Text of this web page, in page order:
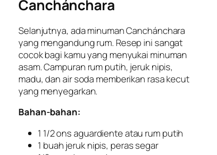
Canchánchara
Selanjutnya, ada minuman Canchánchara
yang mengandung rum. Resep ini sangat
cocok bagi kamu yang menyukai minuman
asam. Campuran rum putih, jeruk nipis,
madu, dan air soda memberikan rasa kecut
yang menyegarkan.
Bahan-bahan:
1 1/2 ons aguardiente atau rum putih
1 buah jeruk nipis, peras segar